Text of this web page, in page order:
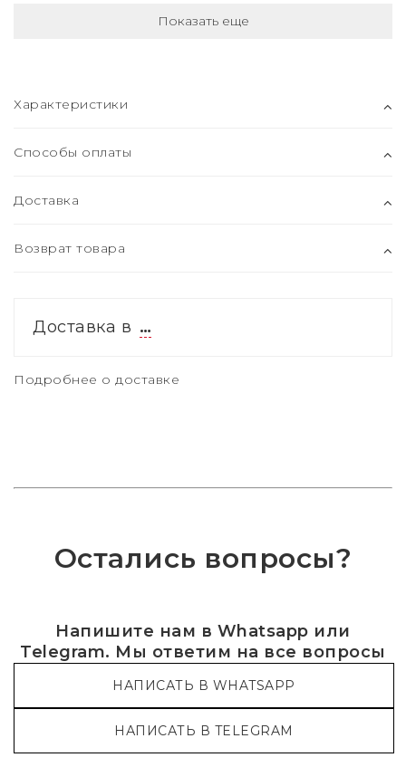
Показать еще
Характеристики
Способы оплаты
Доставка
Возврат товара
Доставка в …
Подробнее о доставке
Остались вопросы?
Напишите нам в Whatsapp или
Telegram. Мы ответим на все вопросы
НАПИСАТЬ В WHATSAPP
НАПИСАТЬ В TELEGRAM